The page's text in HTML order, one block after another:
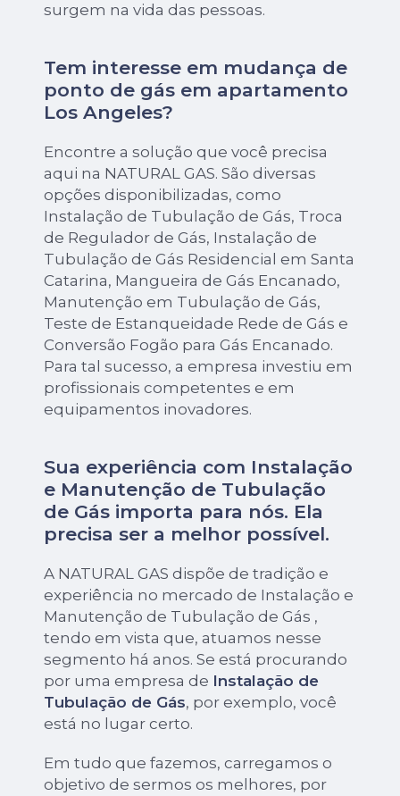
surgem na vida das pessoas.
Tem interesse em mudança de
ponto de gás em apartamento
Los Angeles?
Encontre a solução que você precisa
aqui na NATURAL GAS. São diversas
opções disponibilizadas, como
Instalação de Tubulação de Gás, Troca
de Regulador de Gás, Instalação de
Tubulação de Gás Residencial em Santa
Catarina, Mangueira de Gás Encanado,
Manutenção em Tubulação de Gás,
Teste de Estanqueidade Rede de Gás e
Conversão Fogão para Gás Encanado.
Para tal sucesso, a empresa investiu em
profissionais competentes e em
equipamentos inovadores.
Sua experiência com Instalação
e Manutenção de Tubulação
de Gás importa para nós. Ela
precisa ser a melhor possível.
A NATURAL GAS dispõe de tradição e
experiência no mercado de Instalação e
Manutenção de Tubulação de Gás ,
tendo em vista que, atuamos nesse
segmento há anos. Se está procurando
por uma empresa de Instalação de
Tubulação de Gás, por exemplo, você
está no lugar certo.
Em tudo que fazemos, carregamos o
objetivo de sermos os melhores, por